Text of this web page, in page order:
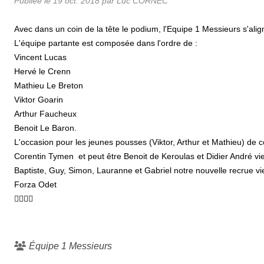
Avec dans un coin de la tête le podium, l'Equipe 1 Messieurs
L'équipe partante est composée dans l'ordre de :
Vincent Lucas
Hervé le Crenn
Mathieu Le Breton
Viktor Goarin
Arthur Faucheux
Benoit Le Baron.
L'occasion pour les jeunes pousses (Viktor, Arthur et Mathieu) de
Corentin Tymen et peut être Benoit de Keroulas et Didier André
Baptiste, Guy, Simon, Lauranne et Gabriel notre nouvelle recrue
Forza Odet
🏌️‍♂️💪🏼
Équipe 1 Messieurs